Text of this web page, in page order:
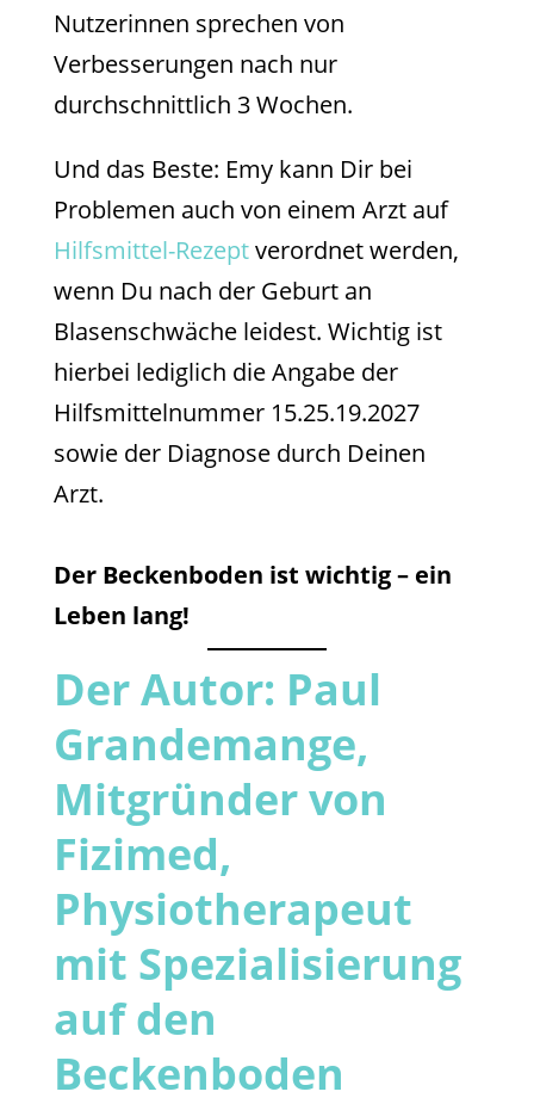
Nutzerinnen sprechen von
Verbesserungen nach nur
durchschnittlich 3 Wochen.
Und das Beste: Emy kann Dir bei
Problemen auch von einem Arzt auf
Hilfsmittel-Rezeptverordnet werden,
wenn Du nach der Geburt an
Blasenschwäche leidest. Wichtig ist
hierbei lediglich die Angabe der
Hilfsmittelnummer 15.25.19.2027
sowie der Diagnose durch Deinen
Arzt.
Der Beckenboden ist wichtig – ein
Leben lang!
Der Autor: Paul
Grandemange,
Mitgründer von
Fizimed,
Physiotherapeut
mit Spezialisierung
auf den
Beckenboden